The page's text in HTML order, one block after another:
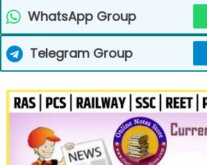
WhatsApp Group
Telegram Group